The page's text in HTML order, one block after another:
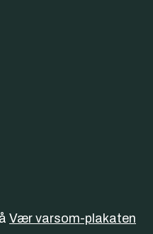
Vær varsom-plakaten